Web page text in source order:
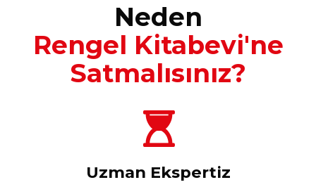
Neden
Rengel Kitabevi'ne
Satmalısınız?
Uzman Ekspertiz